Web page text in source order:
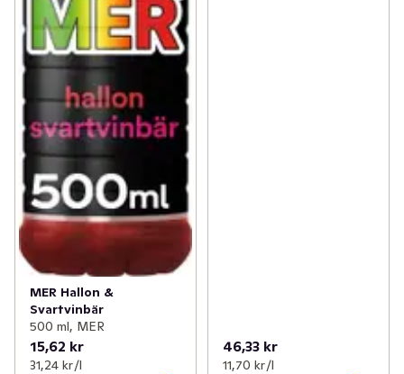
MER Hallon &
Svartvinbär
500 ml, MER
15,62 kr
31,24 kr /l
46,33 kr
11,70 kr /l